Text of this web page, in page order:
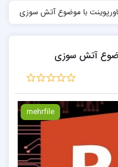
پاورپوینت با موضوع آتش سوزی
موضوع آتش سوزی
mehrfile